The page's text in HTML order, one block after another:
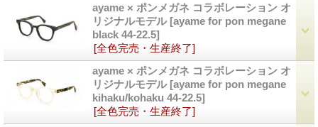
ayame × ポンメガネ コラボレーション オ
リジナルモデル [ayame for pon megane
black 44-22.5]
[全色完売・生産終了]
ayame × ポンメガネ コラボレーション オ
リジナルモデル [ayame for pon megane
kihaku/kohaku 44-22.5]
[全色完売・生産終了]